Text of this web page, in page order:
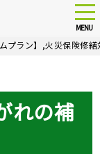
MENU
プラン】,火災保険修繕
れの補